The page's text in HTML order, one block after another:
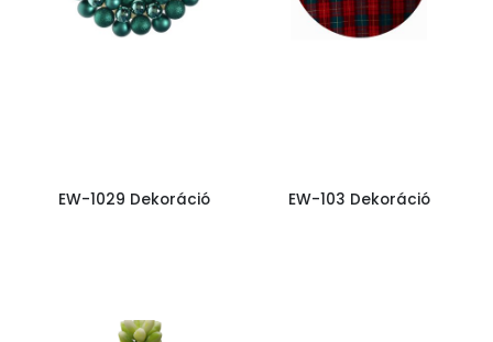
EW-1029 Dekoráció EW-103 Dekoráció